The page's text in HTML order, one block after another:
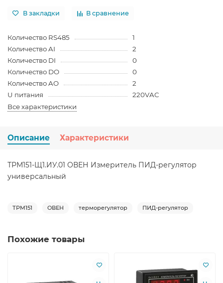
В закладки В сравнение
Количество RS485
1
Количество AI
2
Количество DI
0
Количество DO
0
Количество AO
2
U питания
220VAC
Все характеристики
Описание Характеристики
ТРМ151-Щ1.ИУ.01 ОВЕН Измеритель ПИД-регулятор
универсальный
ТРМ151 ОВЕН терморегулятор ПИД-регулятор
Похожие товары